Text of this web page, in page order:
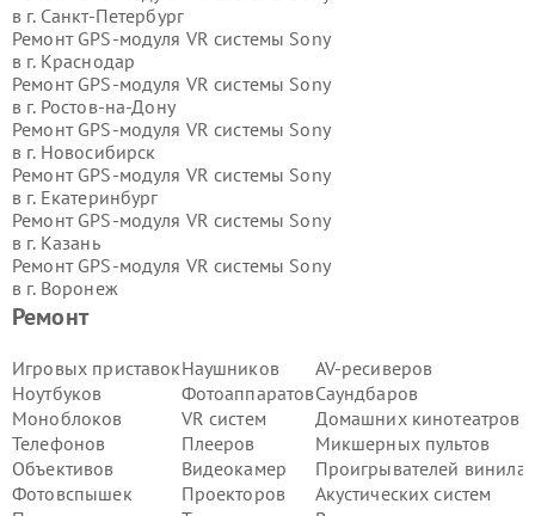
Ремонт
Игровых приставок
Ноутбуков
Моноблоков
Телефонов
Объективов
Фотовспышек
Наушников
Фотоаппаратов
VR систем
Плееров
Видеокамер
Проекторов
AV-ресиверов
Саундбаров
Домашних кинотеатров
Микшерных пультов
Проигрывателей винила
Акустических систем
в г. Санкт-Петербург
Ремонт GPS-модуля VR системы Sony
в г. Краснодар
Ремонт GPS-модуля VR системы Sony
в г. Ростов-на-Дону
Ремонт GPS-модуля VR системы Sony
в г. Новосибирск
Ремонт GPS-модуля VR системы Sony
в г. Екатеринбург
Ремонт GPS-модуля VR системы Sony
в г. Казань
Ремонт GPS-модуля VR системы Sony
в г. Воронеж
Ремонт GPS-модуля VR системы Sony
в г.Волгоград
в г.Самара
Ремонт GPS-модуля VR системы Sony
в г.Пермь
Ремонт GPS-модуля VR системы Sony
в г.Красноярск
Ремонт GPS-модуля VR системы Sony